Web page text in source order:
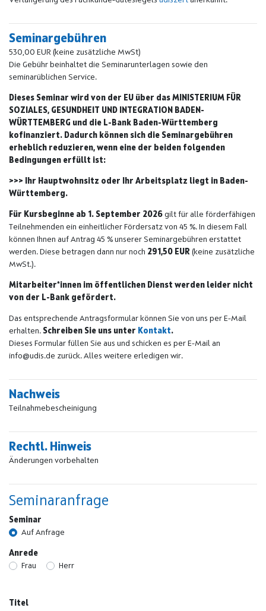
Seminargebühren
530,00 EUR (keine zusätzliche MwSt)
Die Gebühr beinhaltet die Seminarunterlagen sowie den
seminarüblichen Service.
Dieses Seminar wird von der EU über das MINISTERIUM FÜR
SOZIALES, GESUNDHEIT UND INTEGRATION BADEN-
WÜRTTEMBERG und die L-Bank Baden-Württemberg
kofinanziert. Dadurch können sich die Seminargebühren
erheblich reduzieren, wenn eine der beiden folgenden
Bedingungen erfüllt ist:
>>> Ihr Hauptwohnsitz oder Ihr Arbeitsplatz liegt in Baden-
Württemberg.
Für Kursbeginne ab 1. September 2026 gilt für alle förderfähigen
Teilnehmenden ein einheitlicher Fördersatz von 45 %. In diesem Fall
können Ihnen auf Antrag 45 % unserer Seminargebühren erstattet
werden. Diese betragen dann nur noch 291,50 EUR (keine zusätzliche
MwSt.).
Mitarbeiter*innen im öffentlichen Dienst werden leider nicht
von der L-Bank gefördert.
Das entsprechende Antragsformular können Sie von uns per E-Mail
erhalten. Schreiben Sie uns unter Kontakt.
Dieses Formular füllen Sie aus und schicken es per E-Mail an
info@udis.de zurück. Alles weitere erledigen wir.
Nachweis
Teilnahmebescheinigung
Rechtl. Hinweis
Änderungen vorbehalten
Seminaranfrage
Seminar
Auf Anfrage
Anrede
Frau
Herr
Titel